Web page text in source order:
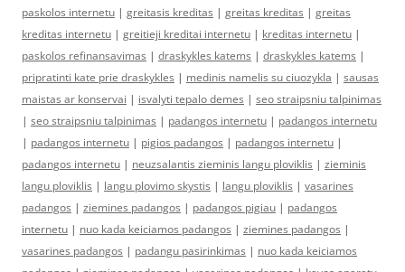
paskolos internetu | greitasis kreditas | greitas kreditas | greitas
kreditas internetu | greitieji kreditai internetu | kreditas internetu |
paskolos refinansavimas | draskykles katems | draskykles katems |
pripratinti kate prie draskykles | medinis namelis su ciuozykla | sausas
maistas ar konservai | isvalyti tepalo demes | seo straipsniu talpinimas
| seo straipsniu talpinimas | padangos internetu | padangos internetu
| padangos internetu | pigios padangos | padangos internetu |
padangos internetu | neuzsalantis zieminis langu ploviklis | zieminis
langu ploviklis | langu plovimo skystis | langu ploviklis | vasarines
padangos | ziemines padangos | padangos pigiau | padangos
internetu | nuo kada keiciamos padangos | ziemines padangos |
vasarines padangos | padangu pasirinkimas | nuo kada keiciamos